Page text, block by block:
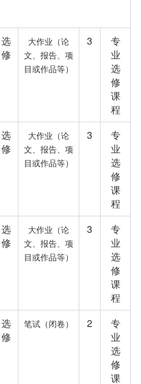
选
修
大作业（论
文、报告、项
目或作品等）
3
专
业
选
修
课
程
选
修
大作业（论
文、报告、项
目或作品等）
3
专
业
选
修
课
程
选
修
大作业（论
文、报告、项
目或作品等）
3
专
业
选
修
课
程
选
修
笔试（闭卷） 2
专
业
选
修
课